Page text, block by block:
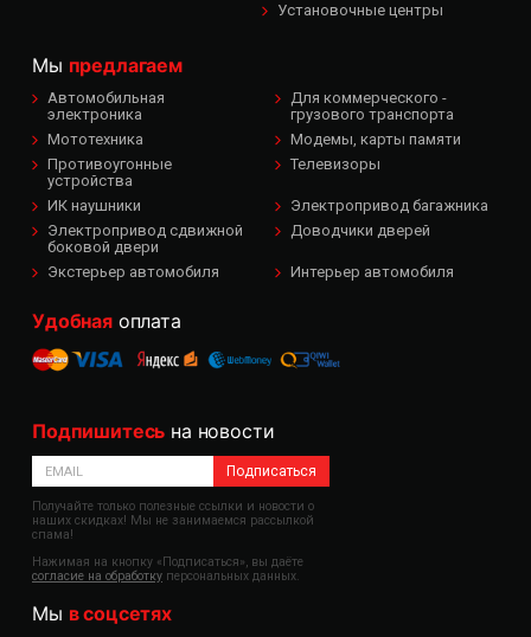
Установочные центры
Мы предлагаем
Автомобильная
электроника
Для коммерческого -
грузового транспорта
Мототехника
Модемы, карты памяти
Противоугонные
устройства
Телевизоры
ИК наушники
Электропривод багажника
Электропривод сдвижной
боковой двери
Доводчики дверей
Экстерьер автомобиля Интерьер автомобиля
Удобнаяоплата
Подпишитесь на новости
Подписаться
Получайте только полезные ссылки и новости о
наших скидках! Мы не занимаемся рассылкой
спама!
Нажимая на кнопку «Подписаться», вы даёте
согласие на обработку персональных данных.
Мы в соцсетях